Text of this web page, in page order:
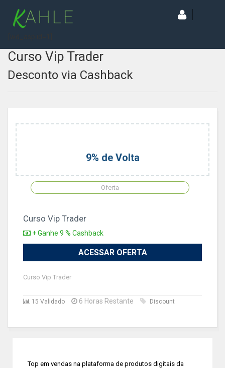
Curso Vip Trader
Desconto via Cashback
9% de Volta
Oferta
Curso Vip Trader
+ Ganhe 9 % Cashback
ACESSAR OFERTA
Curso Vip Trader
15 Validado 6 Horas Restante Discount
Top em vendas na plataforma de produtos digitais da